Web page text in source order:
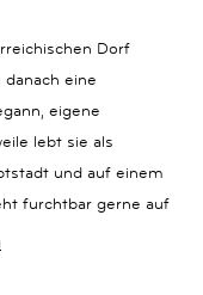
Dorf
eine
eigene
lebt sie als
und auf einem
furchtbar gerne auf